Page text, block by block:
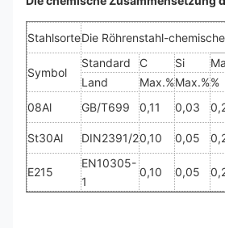
StahlsorteDie Röhrenstahl-
Symbol
Standard C Si
Land
Max.%Max.%%
08Al
GB/T699 0,11 0,03
St30Al DIN2391/20,10 0,05
E215
EN10305-
1
0,10 0,05